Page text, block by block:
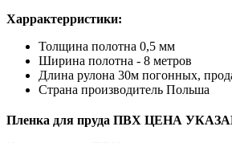
Харрактерристики:
Толщина полотна 0,5 мм
Ширина полотна - 8 метров
Длина рулона 30м погонных,
Страна производитель Польша
Пленка для пруда ПВХ ЦЕНА